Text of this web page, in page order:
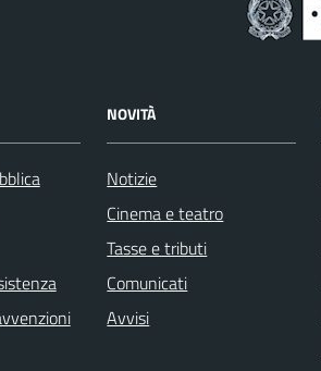
NOVITÀ
Notizie
Cinema e teatro
Tasse e tributi
Comunicati
Avvisi